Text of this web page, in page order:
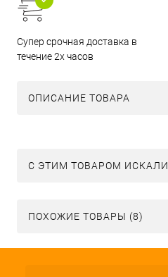
Супер срочная доставка в
течение 2х часов
ОПИСАНИЕ ТОВАРА
C ЭТИМ ТОВАРОМ ИСКАЛИ
ПОХОЖИЕ ТОВАРЫ (8)